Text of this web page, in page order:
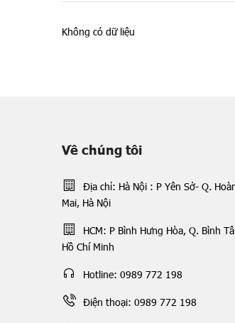
Không có dữ liệu
Về chúng tôi
Địa chỉ: Hà Nội : P Yên Sở- Q.
Mai, Hà Nội
HCM: P Bình Hưng Hòa, Q. Bình
Hồ Chí Minh
Hotline: 0989 772 198
Điện thoại: 0989 772 198